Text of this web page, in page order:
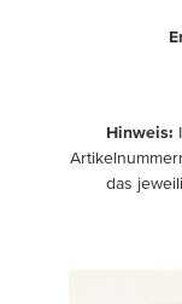
Hinweis:
das